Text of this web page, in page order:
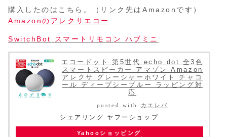
購入したのはこちら。（リンク先はAmazonです）
Amazonのアレクサエコー
SwitchBot スマートリモコン ハブミニ
エコードット 第5世代 echo dot 全3色
スマートスピーカー アマゾン Amazon
アレクサ グレーシャーホワイト チャコ
ール ディープシーブルー ラッピング対
応
posted with カエレバ
シェアリング ヤフーショップ
Yahooショッピング